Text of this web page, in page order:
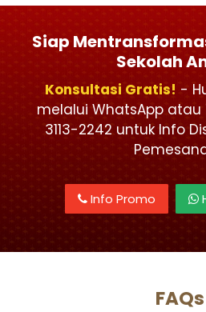
Siap
Sekolah
Konsultasi Gratis! -
melalui WhatsApp atau
3113-2242 untuk Info
Info Promo
FAQs